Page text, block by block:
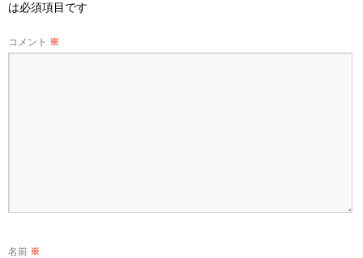
は必須項目です
コメント ※
名前 ※